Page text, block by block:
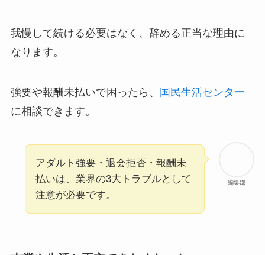
我慢して続ける必要はなく、辞める正当な理由に
なります。
強要や報酬未払いで困ったら、
国民生活センター
に相談できます。
編集部
アダルト強要・退会拒否・報酬未
払いは、業界の3大トラブルとして
注意が必要です。